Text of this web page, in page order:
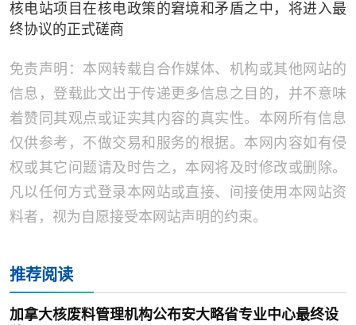
核电站项目在核电政策的窘境和矛盾之中，将进入最
终协议的正式磋商
免责声明：本网转载自合作媒体、机构或其他网站的
信息，登载此文出于传递更多信息之目的，并不意味
着赞同其观点或证实其内容的真实性。本网所有信息
仅供参考，不做交易和服务的根据。本网内容如有侵
权或其它问题请及时告之，本网将及时修改或删除。
凡以任何方式登录本网站或直接、间接使用本网站资
料者，视为自愿接受本网站声明的约束。
推荐阅读
加拿大核废料管理机构公布安大略省专业中心最终设